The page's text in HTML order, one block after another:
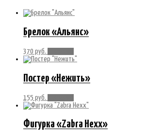
Брелок «Альянс»
370 руб.
Постер «Нежить»
155 руб.
Фигурка «Zabra Hexx»